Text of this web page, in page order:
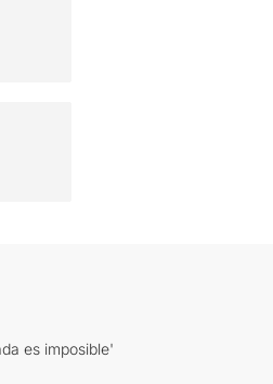
es imposible'